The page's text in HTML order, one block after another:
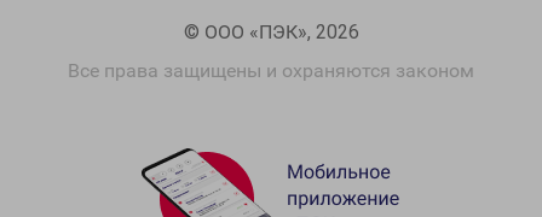
© ООО «ПЭК», 2026
Все права защищены и охраняются законом